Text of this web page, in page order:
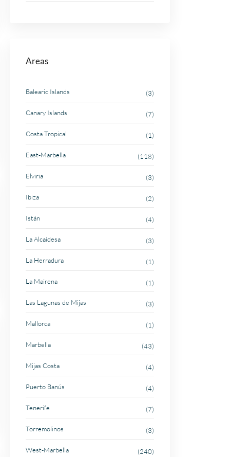
Areas
Balearic Islands (3)
Canary Islands (7)
Costa Tropical (1)
East-Marbella (118)
Elviria (3)
Ibiza (2)
Istán (4)
La Alcaidesa (3)
La Herradura (1)
La Mairena (1)
Las Lagunas de Mijas (3)
Mallorca (1)
Marbella (43)
Mijas Costa (4)
Puerto Banús (4)
Tenerife (7)
Torremolinos (3)
West-Marbella (240)